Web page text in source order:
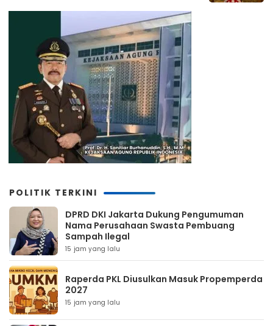
POLITIK TERKINI
DPRD DKI Jakarta Dukung Pengumuman
Nama Perusahaan Swasta Pembuang
Sampah Ilegal
15 jam yang lalu
Raperda PKL Diusulkan Masuk Propemperda
2027
15 jam yang lalu